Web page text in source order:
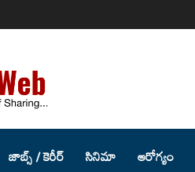
జాబ్స్ / కెరీర్ సినిమా ఆరోగ్యం